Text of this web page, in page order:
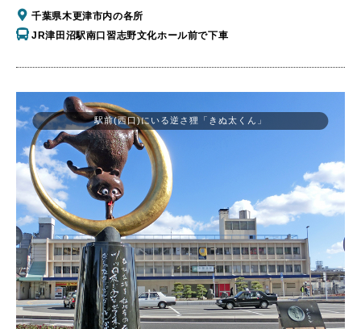
千葉県木更津市内の各所
JR津田沼駅南口習志野文化ホール前で下車
駅前(西口)にいる逆さ狸「きぬ太くん」